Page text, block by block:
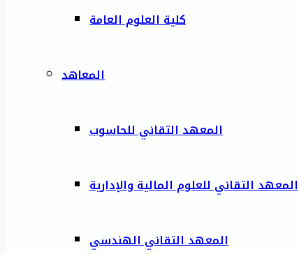
كلية العلوم العامة
المعاهد
المعهد التقاني للحاسوب
المعهد التقاني للعلوم المالية والإدارية
المعهد التقاني الهندسي